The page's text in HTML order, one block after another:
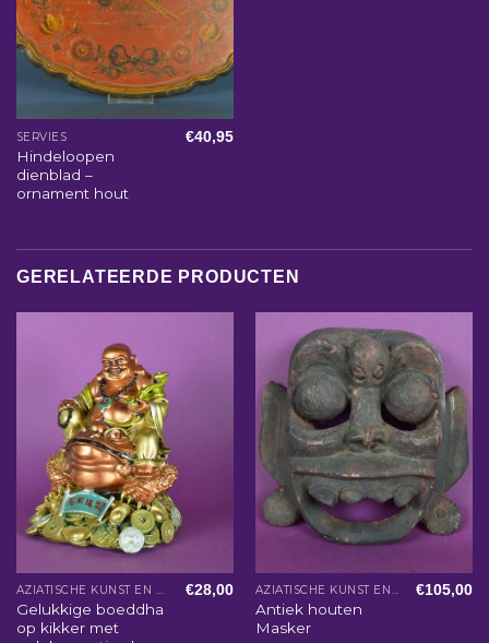
SERVIES
Hindeloopen
dienblad –
ornament hout
€40,95
GERELATEERDE PRODUCTEN
AZIATISCHE KUNST EN WOONACCESSOIRES
Gelukkige boeddha
op kikker met
€28,00 AZIATISCHE KUNST EN WOONACCESSOIRES
Antiek houten
Masker
€105,00